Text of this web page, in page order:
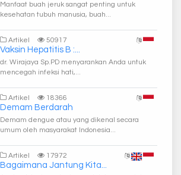
Manfaat buah jeruk sangat penting untuk
kesehatan tubuh manusia, buah...
Artikel 50917
Vaksin Hepatitis B :...
dr. Wirajaya Sp.PD menyarankan Anda untuk
mencegah infeksi hati,...
Artikel 18366
Demam Berdarah
Demam dengue atau yang dikenal secara
umum oleh masyarakat Indonesia...
Artikel 17972
Bagaimana Jantung Kita...